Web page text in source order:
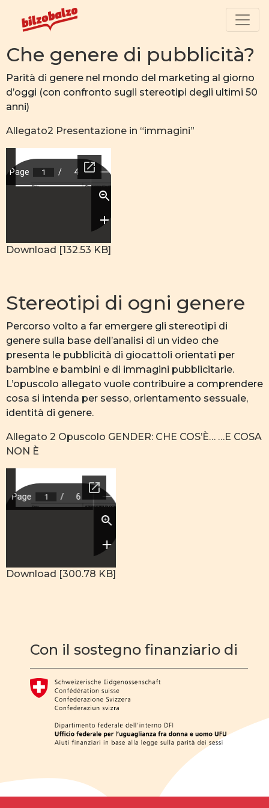
Che genere di pubblicità?
Parità di genere nel mondo del marketing al giorno
d’oggi (con confronto sugli stereotipi degli ultimi 50
anni)
Allegato2 Presentazione in “immagini”
Download [132.53 KB]
Stereotipi di ogni genere
Percorso volto a far emergere gli stereotipi di
genere sulla base dell’analisi di un video che
presenta le pubblicità di giocattoli orientati per
bambine e bambini e di immagini pubblicitarie.
L’opuscolo allegato vuole contribuire a comprendere
cosa si intenda per sesso, orientamento sessuale,
identità di genere.
Allegato 2 Opuscolo GENDER: CHE COS’È… …E COSA
NON È
Download [300.78 KB]
Con il sostegno finanziario di